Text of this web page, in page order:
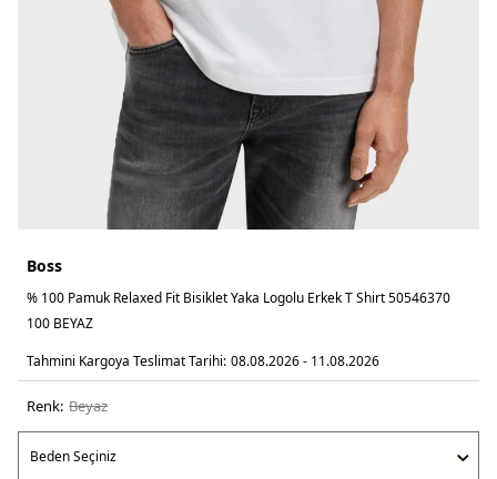
Boss
% 100 Pamuk Relaxed Fit Bisiklet Yaka Logolu Erkek T Shirt 50546370
100 BEYAZ
Tahmini Kargoya Teslimat Tarihi: 08.08.2026 - 11.08.2026
Renk: beyaz